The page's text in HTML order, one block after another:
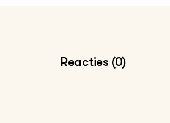
Reacties (0)